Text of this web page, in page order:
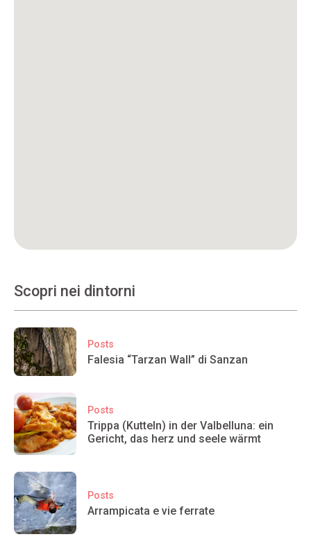
Scopri nei dintorni
Posts
Falesia “Tarzan Wall” di Sanzan
Posts
Trippa (Kutteln) in der Valbelluna: ein
Gericht, das herz und seele wärmt
Posts
Arrampicata e vie ferrate